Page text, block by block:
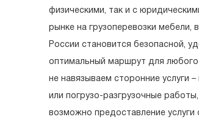
физическими, так и с
рынке на грузоперевозки мебели,
России становится безопасной,
оптимальный маршрут для любого
не навязываем сторонние услуги
или погрузо-разгрузочные
возможно предоставление